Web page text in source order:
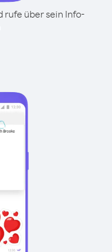
rufe über sein Info-